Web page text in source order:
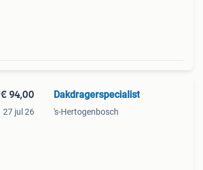
€ 94,00
27 jul 26
Dakdragerspecialist
's-Hertogenbosch